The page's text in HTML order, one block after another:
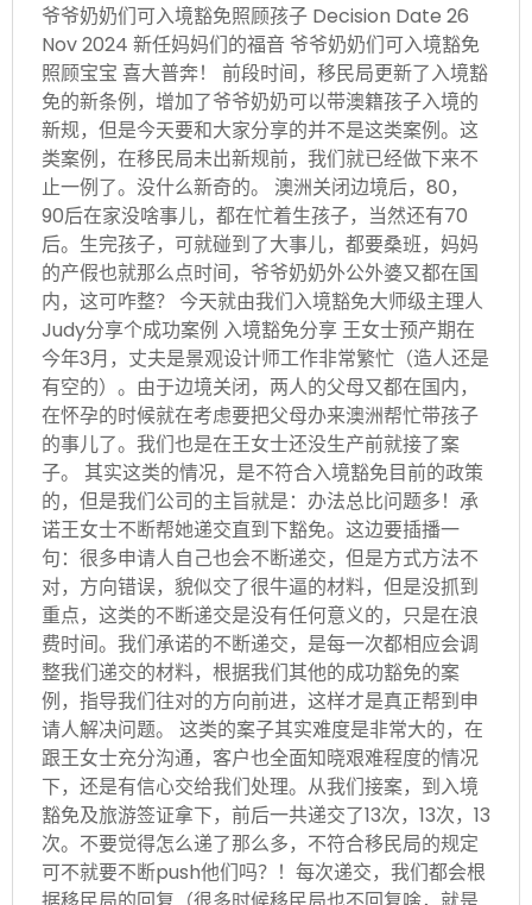
爷爷奶奶们可入境豁免照顾孩子 Decision Date 26
Nov 2024 新任妈妈们的福音 爷爷奶奶们可入境豁免
照顾宝宝 喜大普奔！ 前段时间，移民局更新了入境豁
免的新条例，增加了爷爷奶奶可以带澳籍孩子入境的
新规，但是今天要和大家分享的并不是这类案例。这
类案例，在移民局未出新规前，我们就已经做下来不
止一例了。没什么新奇的。 澳洲关闭边境后，80，
90后在家没啥事儿，都在忙着生孩子，当然还有70
后。生完孩子，可就碰到了大事儿，都要桑班，妈妈
的产假也就那么点时间，爷爷奶奶外公外婆又都在国
内，这可咋整？ 今天就由我们入境豁免大师级主理人
Judy分享个成功案例 入境豁免分享 王女士预产期在
今年3月，丈夫是景观设计师工作非常繁忙（造人还是
有空的）。由于边境关闭，两人的父母又都在国内，
在怀孕的时候就在考虑要把父母办来澳洲帮忙带孩子
的事儿了。我们也是在王女士还没生产前就接了案
子。 其实这类的情况，是不符合入境豁免目前的政策
的，但是我们公司的主旨就是：办法总比问题多！承
诺王女士不断帮她递交直到下豁免。这边要插播一
句：很多申请人自己也会不断递交，但是方式方法不
对，方向错误，貌似交了很牛逼的材料，但是没抓到
重点，这类的不断递交是没有任何意义的，只是在浪
费时间。我们承诺的不断递交，是每一次都相应会调
整我们递交的材料，根据我们其他的成功豁免的案
例，指导我们往对的方向前进，这样才是真正帮到申
请人解决问题。 这类的案子其实难度是非常大的，在
跟王女士充分沟通，客户也全面知晓艰难程度的情况
下，还是有信心交给我们处理。从我们接案，到入境
豁免及旅游签证拿下，前后一共递交了13次，13次，13
次。不要觉得怎么递了那么多，不符合移民局的规定
可不就要不断push他们吗？！每次递交，我们都会根